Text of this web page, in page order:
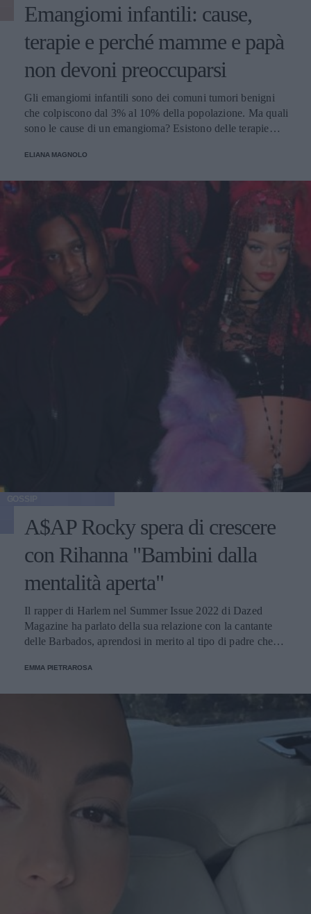
Emangiomi infantili: cause,
terapie e perché mamme e papà
non devoni preoccuparsi
Gli emangiomi infantili sono dei comuni tumori benigni
che colpiscono dal 3% al 10% della popolazione. Ma quali
sono le cause di un emangioma? Esistono delle terapie
di mamma e papà chi ci pensa? Parliamone insieme.
ELIANA MAGNOLO
A$AP Rocky spera di crescere
con Rihanna "Bambini dalla
mentalità aperta"
Il rapper di Harlem nel Summer Issue 2022 di Dazed
Magazine ha parlato della sua relazione con la cantante
delle Barbados, aprendosi in merito al tipo di padre che
maggio.
EMMA PIETRAROSA